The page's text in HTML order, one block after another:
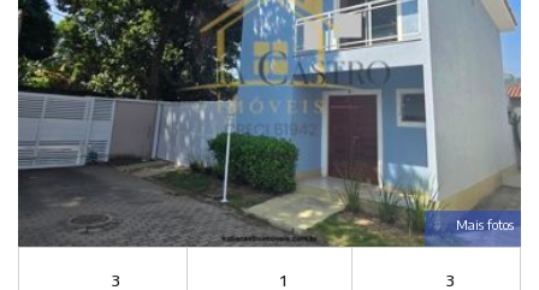
Mais fotos
3 1 3